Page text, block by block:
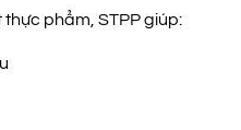
phẩm, STPP giúp: